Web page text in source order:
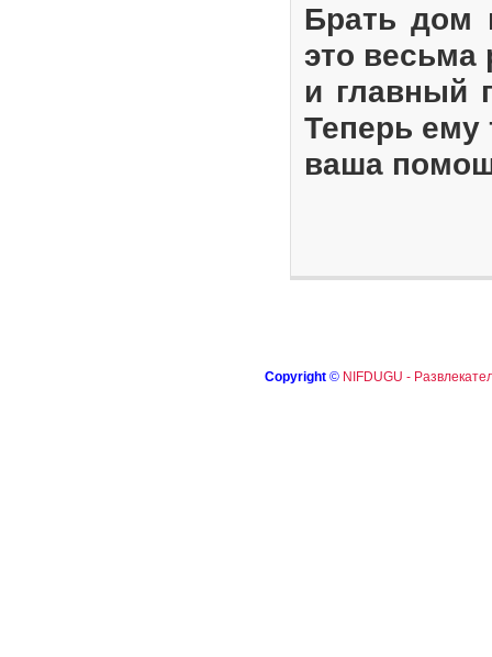
Брать дом
это весьма
и главный
Теперь ему
ваша
Copyright © NIFDUGU -